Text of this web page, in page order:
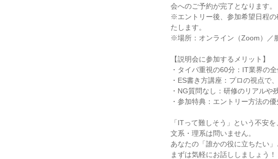
会へのご予約が完了となります。
※エントリー後、参加希望日程
たします。
※場所：オンライン（Zoom）／
【説明会に参加するメリット】
・タイパ重視の60分：IT業界の
・ES書き方講座：プロの視点で
・NG質問なし：研修のリアルや
・参加特典：エントリー方法の
「ITって難しそう」という不安
文系・理系は問いません。
あなたの「誰かの役に立ちたい
まずは気軽にお話ししましょう！